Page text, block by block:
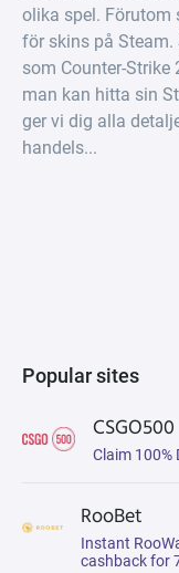
olika spel. Förutom
för skins på
som Counter-Strike
man kan hitta sin
ger vi dig alla
handels...
Popular sites
CSGO500
Claim 100%
RooBet
Instant
cashback for